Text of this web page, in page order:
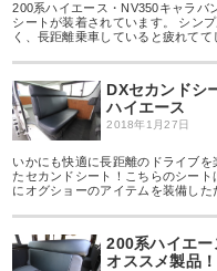
200系ハイエース・NV350キャラバ
シートが装着されています。 シン
く、長距離乗車していると疲れてて
DXセカンドシ
ハイエース
2018年1月27日
いかにも快適に長距離のドライブ
たセカンドシート！こちらのシー
にオグショーのアイテムを装備した
200系ハイエ
オススメ製品！